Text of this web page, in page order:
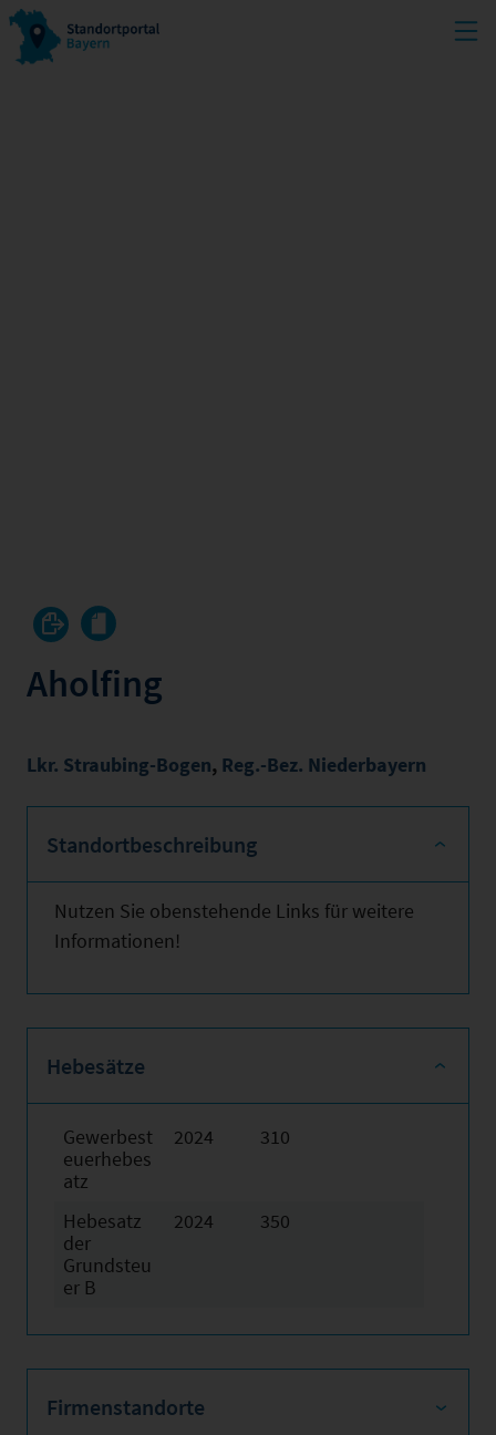
Aholfing
Lkr. Straubing-Bogen, Reg.-Bez. Niederbayern
Standortbeschreibung
Nutzen Sie obenstehende Links für weitere
Informationen!
Hebesätze
Gewerbest
euerhebes
atz
2024 310
Hebesatz
der
Grundsteu
er B
2024 350
Firmenstandorte